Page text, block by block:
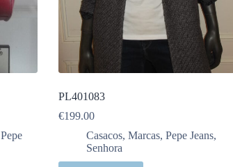
Pepe
PL401083
€199.00
Casacos, Marcas, Pepe Jeans,
Senhora